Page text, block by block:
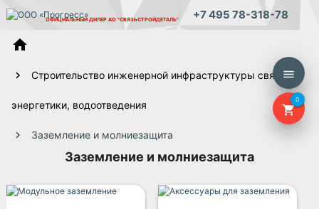
ОФИЦИАЛЬНЫЙ ДИЛЕР АО "СВЯЗЬСТРОЙДЕТАЛЬ" +7 495 78-318-78
menu
shopping_cart
0
home
Строительство инженерной инфраструктуры связи,
энергетики, водоотведения
Заземление и молниезащита
Заземление и молниезащита